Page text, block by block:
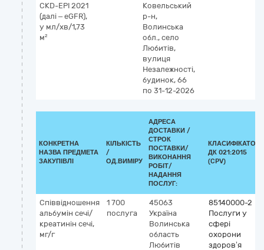
CKD-EPI 2021
(далі – eGFR),
у мл/хв/1,73
м²
Ковельський
р-н,
Волинська
обл., село
Любитів,
вулиця
Незалежності,
будинок, 66
по 31-12-2026
КОНКРЕТНА
НАЗВА ПРЕДМЕТА
ЗАКУПІВЛІ
КІЛЬКІСТЬ
/
ОД.ВИМІРУ
АДРЕСА
ДОСТАВКИ /
СТРОК
ПОСТАВКИ/
ВИКОНАННЯ
РОБІТ/
НАДАННЯ
ПОСЛУГ:
КЛАСИФІКАТОР
ДК 021:2015
(CPV)
Співвідношення
альбумін сечі/
креатинін сечі,
мг/г
1 700
послуга
45063
Україна
Волинська
область
Любитів
85140000-2
Послуги у
сфері
охорони
здоров’я